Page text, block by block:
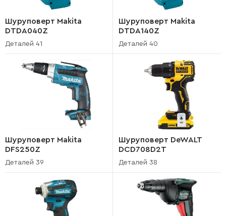
Шуруповерт Makita
DTDA040Z
Деталей 41
Шуруповерт Makita
DTDA140Z
Деталей 40
Шуруповерт Makita
DFS250Z
Деталей 39
Шуруповерт DeWALT
DCD708D2T
Деталей 38